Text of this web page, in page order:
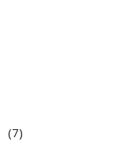
(7)